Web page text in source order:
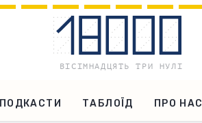
ПОДКАСТИ ТАБЛОЇД ПРО НАС